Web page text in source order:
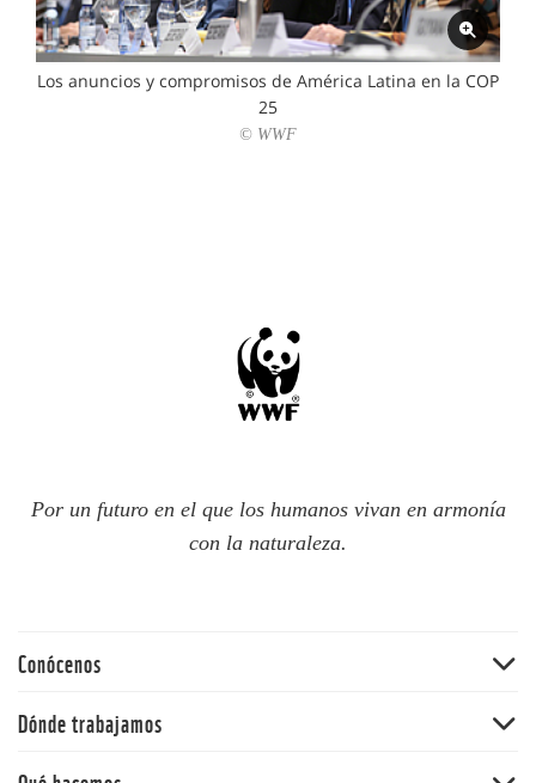
Los anuncios y compromisos de América Latina en la COP
25
© WWF
Por un futuro en el que los humanos vivan en armonía
con la naturaleza.
Conócenos
60 aniversario
Dónde trabajamos